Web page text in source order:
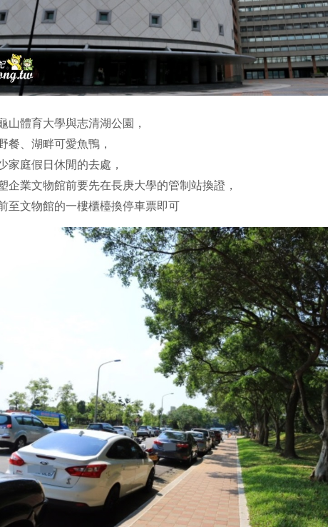
山體育大學與志清湖公園，
餐、湖畔可愛魚鴨，
家庭假日休閒的去處，
企業文物館前要先在長庚大學的管制站換證，
至文物館的一樓櫃檯換停車票即可